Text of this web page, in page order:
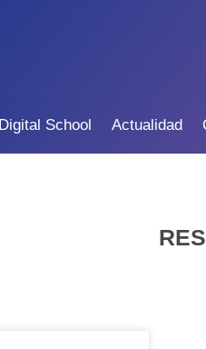
Digital School Actualidad